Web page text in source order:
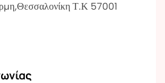
Τ.Κ 57001